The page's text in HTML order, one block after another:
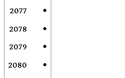
2077
2078
2079
2080